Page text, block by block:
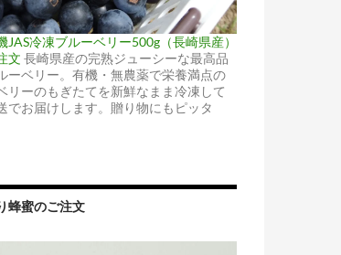
JAS冷凍ブルーベリー500g（長崎県産）
文 長崎県産の完熟ジューシーな最高品
ーベリー。有機・無農薬で栄養満点の
リーのもぎたてを新鮮なまま冷凍して
でお届けします。贈り物にもピッタ
蜂蜜のご注文